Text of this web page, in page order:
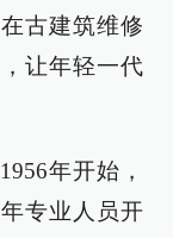
古建筑维修
让年轻一代
年开始，
专业人员开